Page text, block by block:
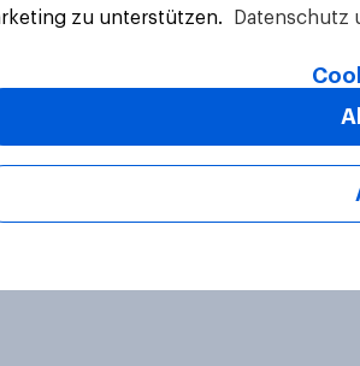
zu unterstützen.
Datenschutz